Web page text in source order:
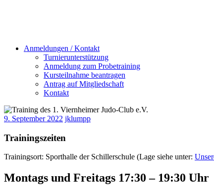
Anmeldungen / Kontakt
Turnierunterstützung
Anmeldung zum Probetraining
Kursteilnahme beantragen
Antrag auf Mitgliedschaft
Kontakt
9. September 2022 jklumpp
Trainingszeiten
Trainingsort: Sporthalle der Schillerschule (Lage siehe unter:
Montags und Freitags 17:30 – 19:30 Uhr